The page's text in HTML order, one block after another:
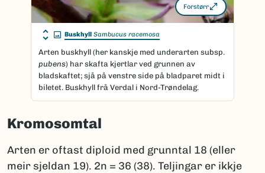
Forstørr
Buskhyll Sambucus racemosa
Arten buskhyll (her kanskje med underarten subsp.
pubens) har skafta kjertlar ved grunnen av
bladskaftet; sjå på venstre side på bladparet midt i
biletet. Buskhyll frå Verdal i Nord-Trøndelag.
Kromosomtal
Arten er oftast diploid med grunntal 18 (eller
meir sjeldan 19). 2n = 36 (38). Teljingar er ikkje